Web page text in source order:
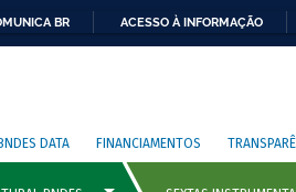
BR ACESSO À INFORMAÇÃO
DATA FINANCIAMENTOS